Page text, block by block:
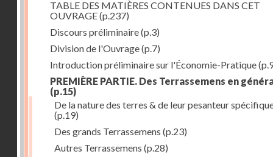
TABLE DES MATIÈRES CONTENUES DANS CET
OUVRAGE(p.237)
Discours préliminaire(p.3)
Division de l'Ouvrage(p.7)
Introduction préliminaire sur l'Économie-Pratique
PREMIÈRE PARTIE. Des Terrassemens en
(p.15)
De la nature des terres & de leur pesanteur
(p.19)
Des grands Terrassemens (p.23)
Autres Terrassemens (p.28)